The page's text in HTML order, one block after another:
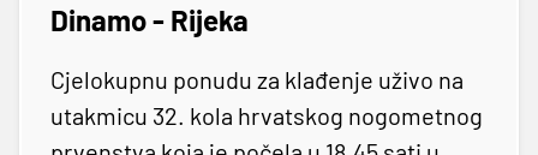
Dinamo - Rijeka
Cjelokupnu ponudu za klađenje uživo na
utakmicu 32. kola hrvatskog nogometnog